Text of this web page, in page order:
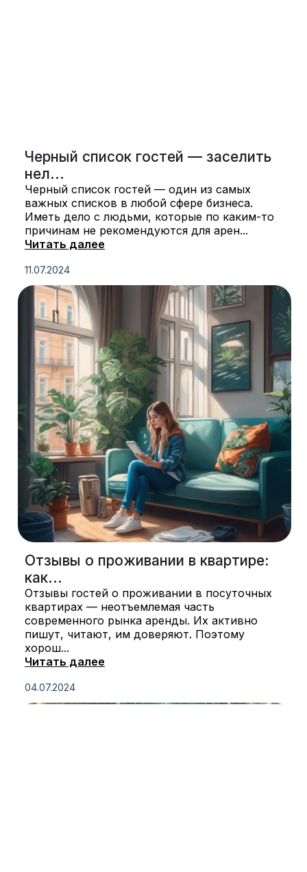
Черный список гостей — заселить
нел...
Черный список гостей — один из самых
важных списков в любой сфере бизнеса.
Иметь дело с людьми, которые по каким-то
причинам не рекомендуются для арен...
Читать далее
11.07.2024
Отзывы о проживании в квартире:
как...
Отзывы гостей о проживании в посуточных
квартирах — неотъемлемая часть
современного рынка аренды. Их активно
пишут, читают, им доверяют. Поэтому
хорош...
Читать далее
04.07.2024